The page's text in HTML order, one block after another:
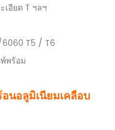
เอียด T ฯลฯ
T5 / T6
พร้อม
นอลูมิเนียมเคลือบ